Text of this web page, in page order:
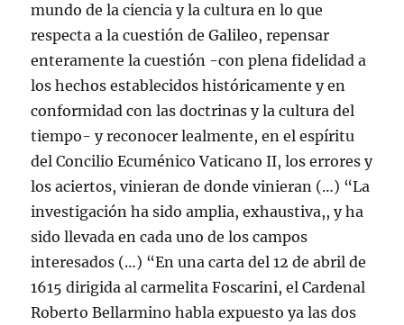
mundo de la ciencia y la cultura en lo que
respecta a la cuestión de Galileo, repensar
enteramente la cuestión -con plena fidelidad a
los hechos establecidos históricamente y en
conformidad con las doctrinas y la cultura del
tiempo- y reconocer lealmente, en el espíritu
del Concilio Ecuménico Vaticano II, los errores y
los aciertos, vinieran de donde vinieran (…) “La
investigación ha sido amplia, exhaustiva,, y ha
sido llevada en cada uno de los campos
interesados (…) “En una carta del 12 de abril de
1615 dirigida al carmelita Foscarini, el Cardenal
Roberto Bellarmino habla expuesto ya las dos